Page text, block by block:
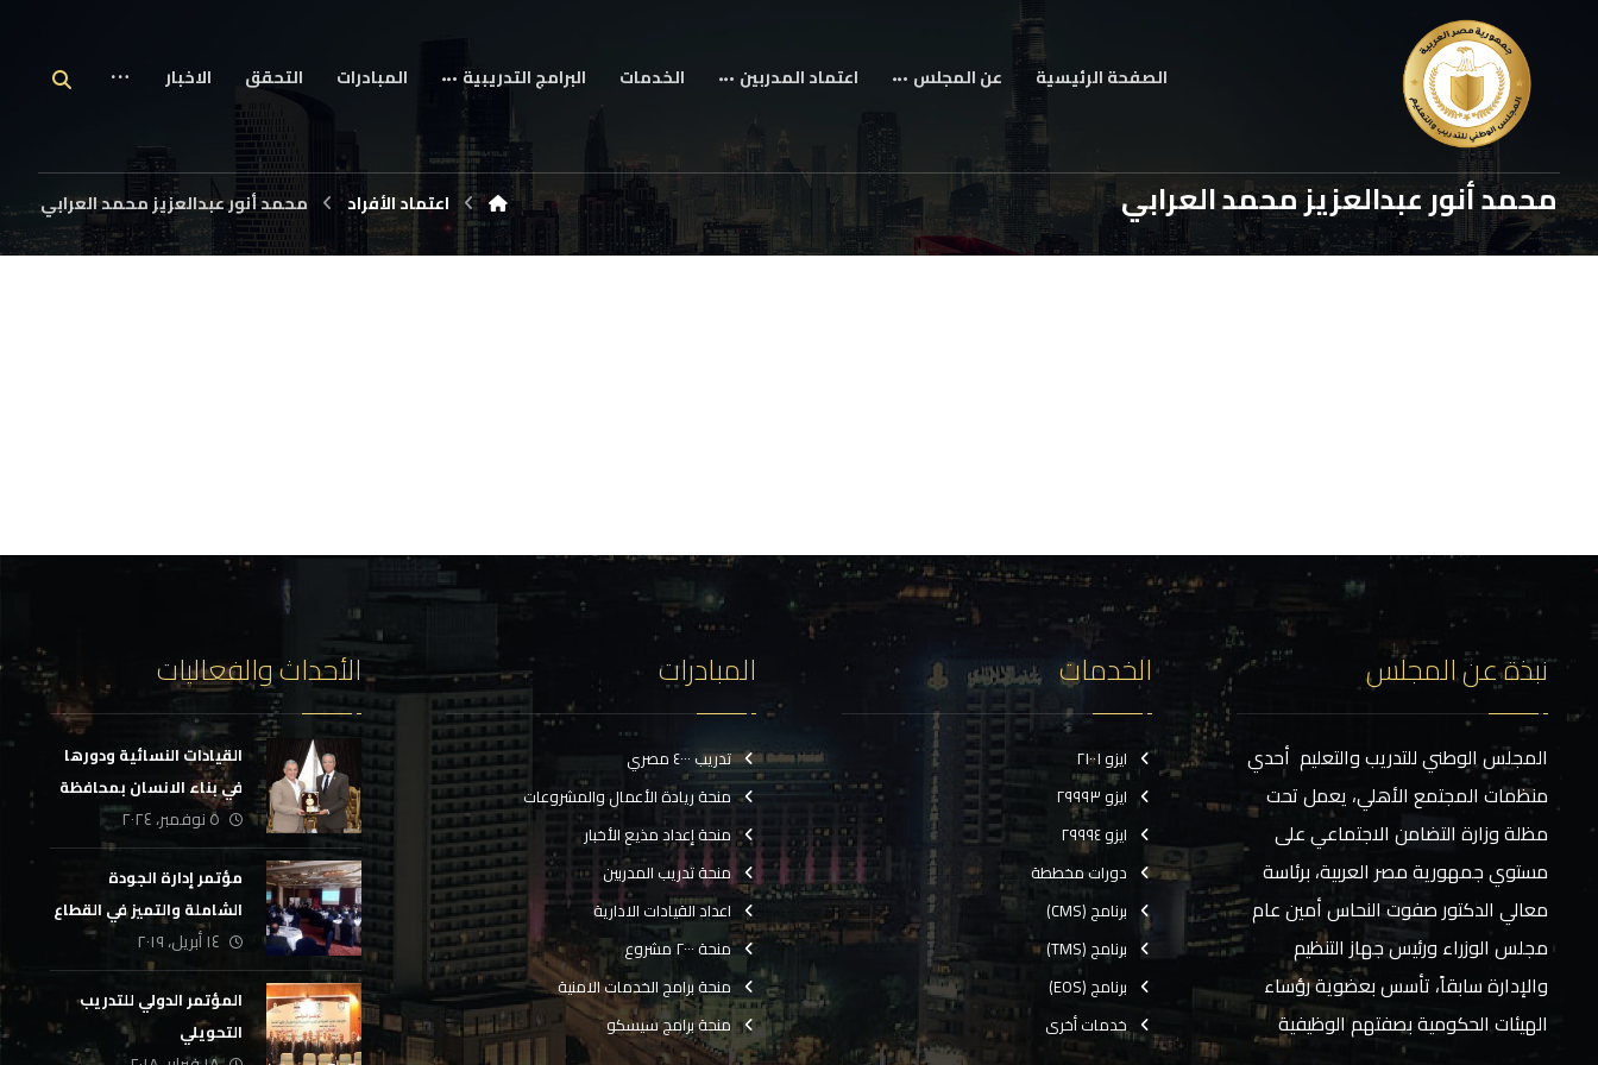
الصفحة الرئيسية عن المجلس اعتماد المدربين الخدمات البرامج التدريبية المبادرات التحقق الاخبار
محمد أنور عبدالعزيز محمد العرابي اعتماد الأفراد محمد أنور عبدالعزيز محمد العرابي
نبذة عن المجلس
المجلس الوطني للتدريب والتعليم أحدي
منظمات المجتمع الأهلي، يعمل تحت
مظلة وزارة التضامن الاجتماعي على
مستوي جمهورية مصر العربية، برئاسة
معالي الدكتور صفوت النحاس أمين عام
مجلس الوزراء ورئيس جهاز التنظيم
والإدارة سابقاً، تأسس بعضوية رؤساء
الهيئات الحكومية بصفتهم الوظيفية
الخدمات
ايزو ٢١٠٠١
ايزو ٢٩٩٩٣
ايزو ٢٩٩٩٤
دورات مخططة
برنامج (CMS)
برنامج (TMS)
برنامج (EOS)
خدمات أخرى
المبادرات
تدريب ٤٠٠٠ مصري
منحة ريادة الأعمال والمشروعات
منحة إعداد مذيع الأخبار
منحة تدريب المدربين
اعداد القيادات الادارية
منحة ٢٠٠٠ مشروع
منحة برامج الخدمات الامنية
منحة برامج سيسكو
الأحداث والفعاليات
القيادات النسائية ودورها
في بناء الانسان بمحافظة
الاسماعيلية
٥ نوفمبر، ٢٠٢٤
مؤتمر إدارة الجودة
الشاملة والتميز في القطاع
المصرفي
١٤ أبريل، ٢٠١٩
المؤتمر الدولي للتدريب
التحويلي